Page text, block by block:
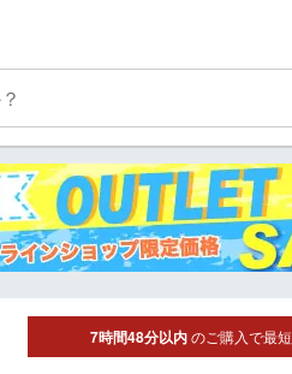
7時間48分以内のご購入で最短